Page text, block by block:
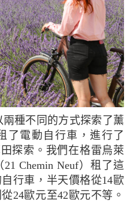
了電動自行車，進行了
探索。我們在格雷烏萊
Chemin Neuf）租了這
行車，半天價格從14歐
24歐元至42歐元不等。